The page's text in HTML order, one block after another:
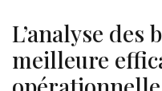
L’analyse des
meilleure